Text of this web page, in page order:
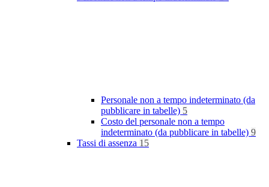
Personale non a tempo indeterminato (da
pubblicare in tabelle) 5
Costo del personale non a tempo
indeterminato (da pubblicare in tabelle) 9
Tassi di assenza 15